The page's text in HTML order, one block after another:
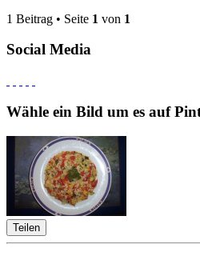
1 Beitrag • Seite 1 von 1
Social Media
Wähle ein Bild um es auf
Teilen